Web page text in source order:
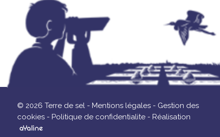
© 2026 Terre de sel - Mentions légales - Gestion des
cookies - Politique de confidentialite - Réalisation